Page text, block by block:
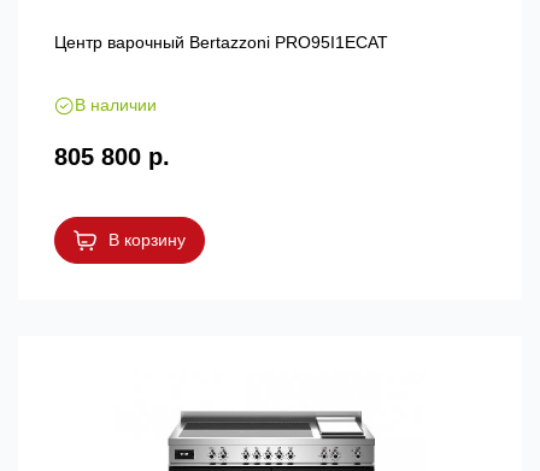
Центр варочный Bertazzoni PRO95I1ECAT
В наличии
805 800 р.
В корзину